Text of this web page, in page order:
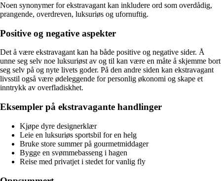
Noen synonymer for ekstravagant kan inkludere ord som overdådig,
prangende, overdreven, luksuriøs og ufornuftig.
Positive og negative aspekter
Det å være ekstravagant kan ha både positive og negative sider. Å
unne seg selv noe luksuriøst av og til kan være en måte å skjemme bort
seg selv på og nyte livets goder. På den andre siden kan ekstravagant
livsstil også være ødeleggende for personlig økonomi og skape et
inntrykk av overfladiskhet.
Eksempler på ekstravagante handlinger
Kjøpe dyre designerklær
Leie en luksuriøs sportsbil for en helg
Bruke store summer på gourmetmiddager
Bygge en svømmebasseng i hagen
Reise med privatjet i stedet for vanlig fly